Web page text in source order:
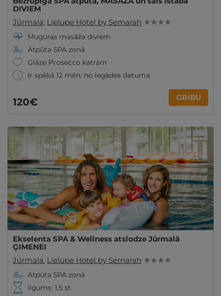
DIVIEM
Jūrmala, Lielupe Hotel by Semarah ★ ★ ★ ★
Muguras masāža diviem
Atpūta SPA zonā
Glāze Prosecco katram
Ir spēkā 12 mēn. no iegādes datuma
120€ GRIBU
Ekselenta SPA & Wellness atslodze Jūrmalā
ĢIMENEI
Jūrmala, Lielupe Hotel by Semarah ★ ★ ★ ★
Atpūta SPA zonā
Ilgums: 1,5 st.